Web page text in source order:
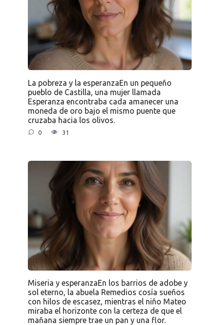
La pobreza y la esperanzaEn un pequeño
pueblo de Castilla, una mujer llamada
Esperanza encontraba cada amanecer una
moneda de oro bajo el mismo puente que
cruzaba hacia los olivos.
0 31
Miseria y esperanzaEn los barrios de adobe y
sol eterno, la abuela Remedios cosía sueños
con hilos de escasez, mientras el niño Mateo
miraba el horizonte con la certeza de que el
mañana siempre trae un pan y una flor.